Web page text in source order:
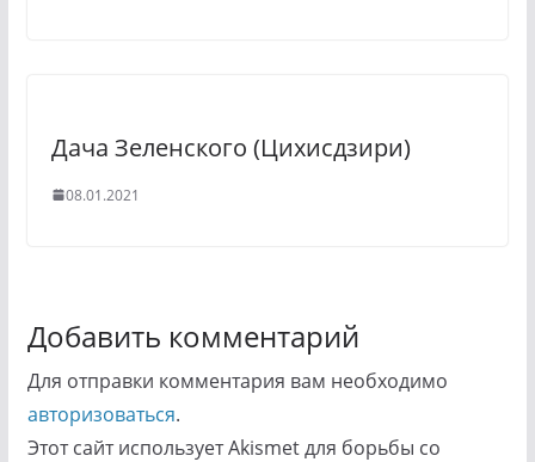
Дача Зеленского (Цихисдзири)
08.01.2021
Добавить комментарий
Для отправки комментария вам необходимо
авторизоваться.
Этот сайт использует Akismet для борьбы со